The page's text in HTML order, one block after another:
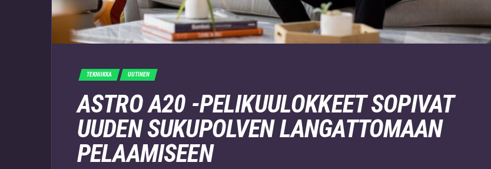
TEKNIIKKA UUTINEN
ASTRO A20 -PELIKUULOKKEET SOPIVAT
UUDEN SUKUPOLVEN LANGATTOMAAN
PELAAMISEEN